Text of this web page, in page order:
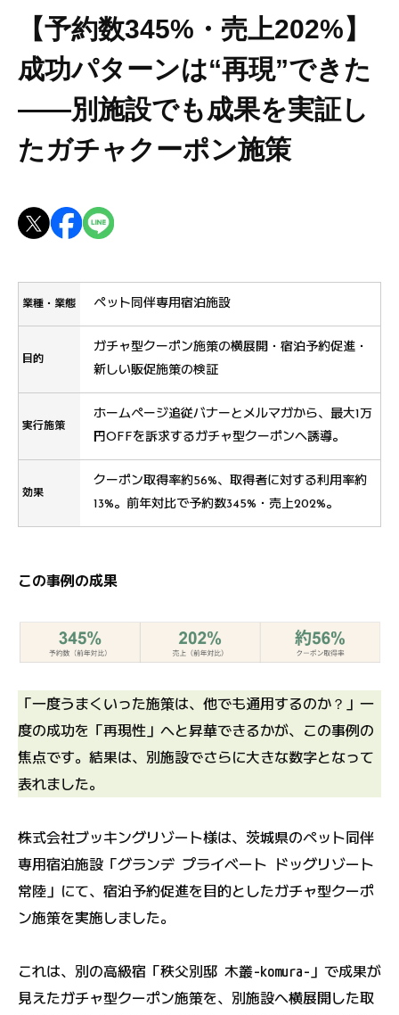
【予約数345%・売上202%】
成功パターンは“再現”できた
――別施設でも成果を実証し
たガチャクーポン施策
業種・業態 ペット同伴専用宿泊施設
目的
ガチャ型クーポン施策の横展開・宿泊予約促進・
新しい販促施策の検証
実行施策
ホームページ追従バナーとメルマガから、最大1万
円OFFを訴求するガチャ型クーポンへ誘導。
効果
クーポン取得率約56%、取得者に対する利用率約
13%。前年対比で予約数345%・売上202%。
この事例の成果
「一度うまくいった施策は、他でも通用するのか？」一
度の成功を「再現性」へと昇華できるかが、この事例の
焦点です。結果は、別施設でさらに大きな数字となって
表れました。
株式会社ブッキングリゾート様は、茨城県のペット同伴
専用宿泊施設「グランデ プライベート ドッグリゾート
常陸」にて、宿泊予約促進を目的としたガチャ型クーポ
ン施策を実施しました。
これは、別の高級宿「秩父別邸 木叢-komura-」で成果が
見えたガチャ型クーポン施策を、別施設へ横展開した取